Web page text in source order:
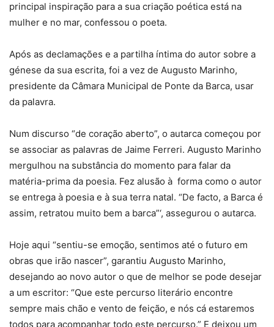
principal inspiração para a sua criação poética está na
mulher e no mar, confessou o poeta.
Após as declamações e a partilha íntima do autor sobre a
génese da sua escrita, foi a vez de Augusto Marinho,
presidente da Câmara Municipal de Ponte da Barca, usar
da palavra.
Num discurso “de coração aberto”, o autarca começou por
se associar as palavras de Jaime Ferreri. Augusto Marinho
mergulhou na substância do momento para falar da
matéria-prima da poesia. Fez alusão à forma como o autor
se entrega à poesia e à sua terra natal. “De facto, a Barca é
assim, retratou muito bem a barca”‘, assegurou o autarca.
Hoje aqui “sentiu-se emoção, sentimos até o futuro em
obras que irão nascer”, garantiu Augusto Marinho,
desejando ao novo autor o que de melhor se pode desejar
a um escritor: “Que este percurso literário encontre
sempre mais chão e vento de feição, e nós cá estaremos
todos para acompanhar todo este percurso.” E deixou um